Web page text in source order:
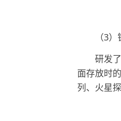
（3）镁
研发了
面存放时
列、火星